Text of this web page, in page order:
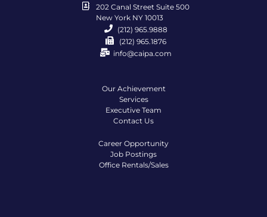
202 Canal Street Suite 500
New York NY 10013
(212) 965.9888
(212) 965.1876
info@caipa.com
Our Achievement
Services
Executive Team
Contact Us
Career Opportunity
Job Postings
Office Rentals/Sales